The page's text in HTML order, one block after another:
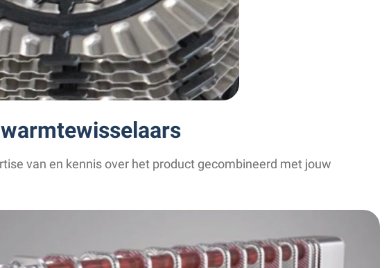
van en kennis over het product gecombineerd met jouw